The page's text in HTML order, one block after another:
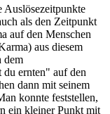
Auslösezeitpunkte
als den Zeitpunkt
auf den Menschen
aus diesem
dem
du ernten" auf den
dann mit seinem
konnte feststellen,
ein kleiner Punkt mit